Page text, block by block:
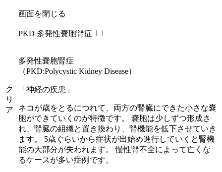
ク
リ
ア
画面を閉じる
PKD 多発性嚢胞腎症
多発性嚢胞腎症
（PKD:Polycystic Kidney Disease）
「神経の疾患」
ネコが歳をとるにつれて、両方の腎臓にできた小さな嚢
胞ができていくのが特徴です。 嚢胞は少しずつ形成さ
れ、腎臓の組織と置き換わり、腎機能を低下させていき
ます。 5歳ぐらいから症状が出始め進行していくと腎機
能の大部分が失われます。 慢性腎不全によって亡くな
るケースが多い症例です。